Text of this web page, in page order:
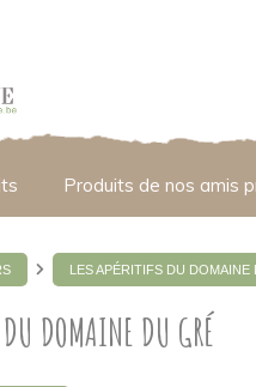
Produits de nos amis
LES APÉRITIFS DU DOMAINE
DOMAINE DU GRÉ